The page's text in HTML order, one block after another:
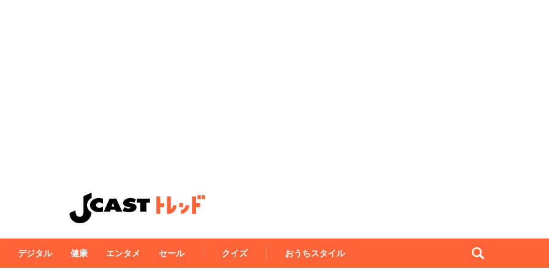
デジタル 健康 エンタメ セール クイズ おうちスタイル